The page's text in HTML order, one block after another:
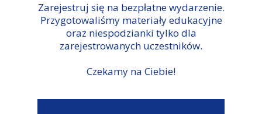
Zarejestruj się na bezpłatne wydarzenie.
Przygotowaliśmy materiały edukacyjne
oraz niespodzianki tylko dla
zarejestrowanych uczestników.
Czekamy na Ciebie!